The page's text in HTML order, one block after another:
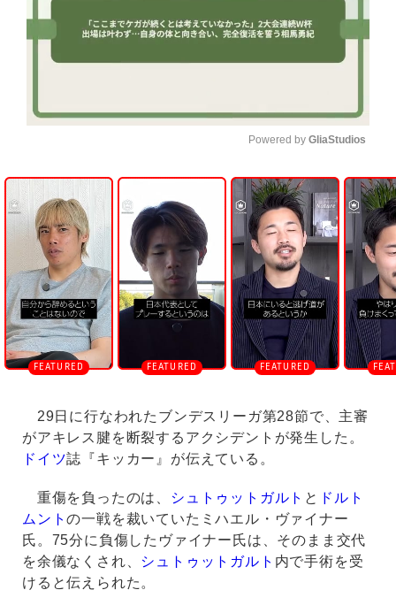
U
n
m
u
t
e
Powered by GliaStudios
29日に行なわれたブンデスリーガ第28節で、主審
がアキレス腱を断裂するアクシデントが発生した。
ドイツ誌『キッカー』が伝えている。
重傷を負ったのは、 シュトゥットガルト と ドルト
ムントの一戦を裁いていたミハエル・ヴァイナー
氏。75分に負傷したヴァイナー氏は、そのまま交代
を余儀なくされ、 シュトゥットガルト 内で手術を受
けると伝えられた。